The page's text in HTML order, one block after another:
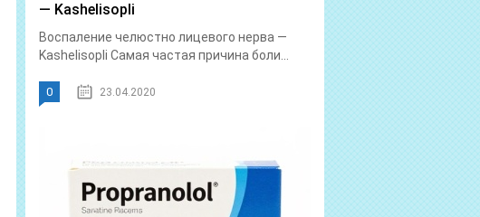
— Kashelisopli
Воспаление челюстно лицевого нерва —
Kashelisopli Самая частая причина боли...
0 23.04.2020